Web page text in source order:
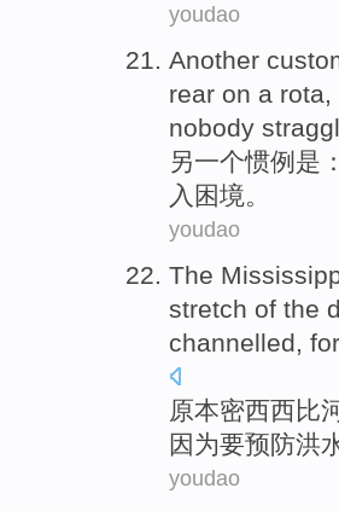
youdao
Another
rear on a rota,
nobody
另一个惯例 是 ：
入困境。
youdao
The
stretch of the
channelled, for
原本密西西比
因为要预防洪
youdao